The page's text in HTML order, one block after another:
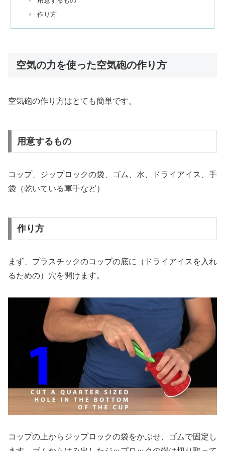
作り方
空気の力を使った空気砲の作り方
空気砲の作り方はとても簡単です。
用意するもの
コップ、ジップロックの袋、ゴム、水、ドライアイス、手
袋（乾いている軍手など）
作り方
まず、プラスチックのコップの底に（ドライアイスを入れ
るための）穴を開けます。
コップの上からジップロックの袋をかぶせ、ゴムで固定し